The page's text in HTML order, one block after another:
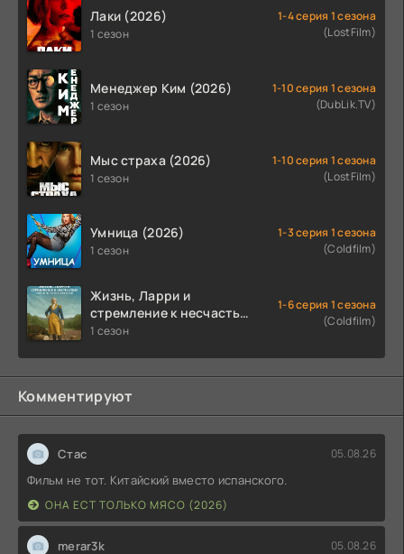
Лаки (2026)
1 сезон
1-4 серия 1 сезона
(LostFilm)
Менеджер Ким (2026)
1 сезон
1-10 серия 1 сезона
(DubLik.TV)
Мыс страха (2026)
1 сезон
1-10 серия 1 сезона
(LostFilm)
Умница (2026)
1 сезон
1-3 серия 1 сезона
(Coldfilm)
Жизнь, Ларри и
стремление к несчастью:
Почти история Америки
1 сезон
1-6 серия 1 сезона
(Coldfilm)
Комментируют
Стас 05.08.26
Фильм не тот. Китайский вместо испанского.
ОНА ЕСТ ТОЛЬКО МЯСО (2026)
merar3k 05.08.26